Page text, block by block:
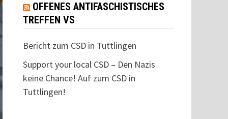
OFFENES ANTIFASCHISTISCHES
TREFFEN VS
Bericht zum CSD in Tuttlingen
Support your local CSD – Den Nazis
keine Chance! Auf zum CSD in
Tuttlingen!